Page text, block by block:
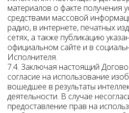
материалов о факте получения
средствами массовой
радио, в интернете, печатных
сетях, а также публикацию
официальном сайте и в
Исполнителя.
7.4. Заключая настоящий
согласие на использование
вошедшее в результаты
деятельности. В случае
предоставление прав на